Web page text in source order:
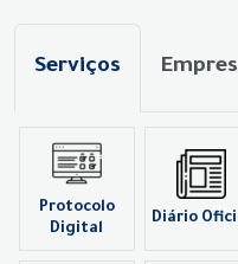
Serviços
Protocolo
Digital
Diário